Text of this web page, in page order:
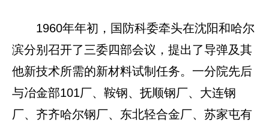
1960年年初，国防科委牵头在沈阳和哈尔
滨分别召开了三委四部会议，提出了导弹及其
他新技术所需的新材料试制任务。一分院先后
与冶金部101厂、鞍钢、抚顺钢厂、大连钢
厂、齐齐哈尔钢厂、东北轻合金厂、苏家屯有